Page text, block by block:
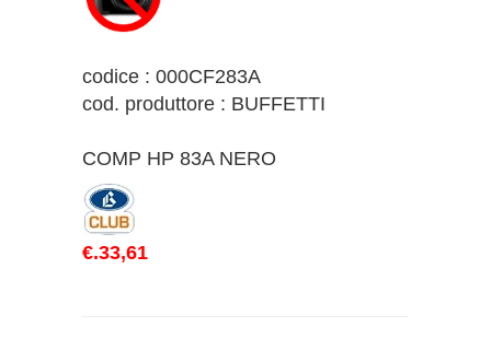
codice : 000CF283A
cod. produttore : BUFFETTI
COMP HP 83A NERO
€.33,61